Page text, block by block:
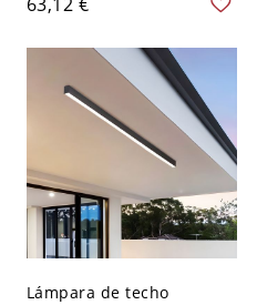
110V-120V, adaptada para
luz LED.
Lámpara de techo